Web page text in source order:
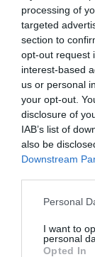
processing of
targeted
section to
opt-out request
interest-based
us or personal
your opt-out.
disclosure of
IAB’s list of
also be
Downstream
Personal
I want to
personal
Opted In